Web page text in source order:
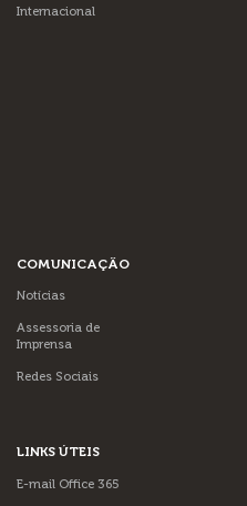
Internacional
COMUNICAÇÃO
Notícias
Assessoria de
Imprensa
Redes Sociais
LINKS ÚTEIS
E-mail Office 365